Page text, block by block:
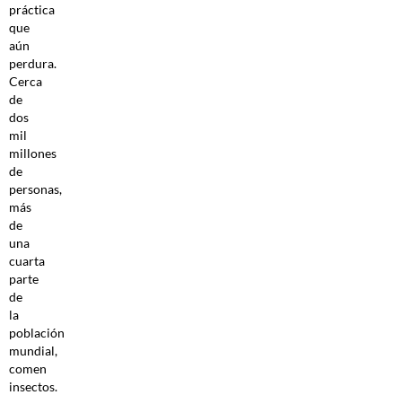
práctica
que
aún
perdura.
Cerca
de
dos
mil
millones
de
personas,
más
de
una
cuarta
parte
de
la
población
mundial,
comen
insectos.